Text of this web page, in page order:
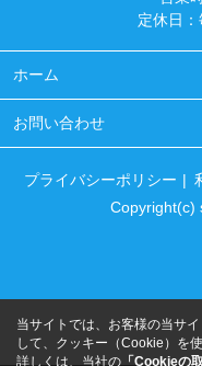
定休日
ホーム
お問い合わせ
プライバシーポリシー
Copyright(c)
当サイトでは、お客様の当サ
して、クッキー（Cookie）を
詳しくは、当社の「Cookieの